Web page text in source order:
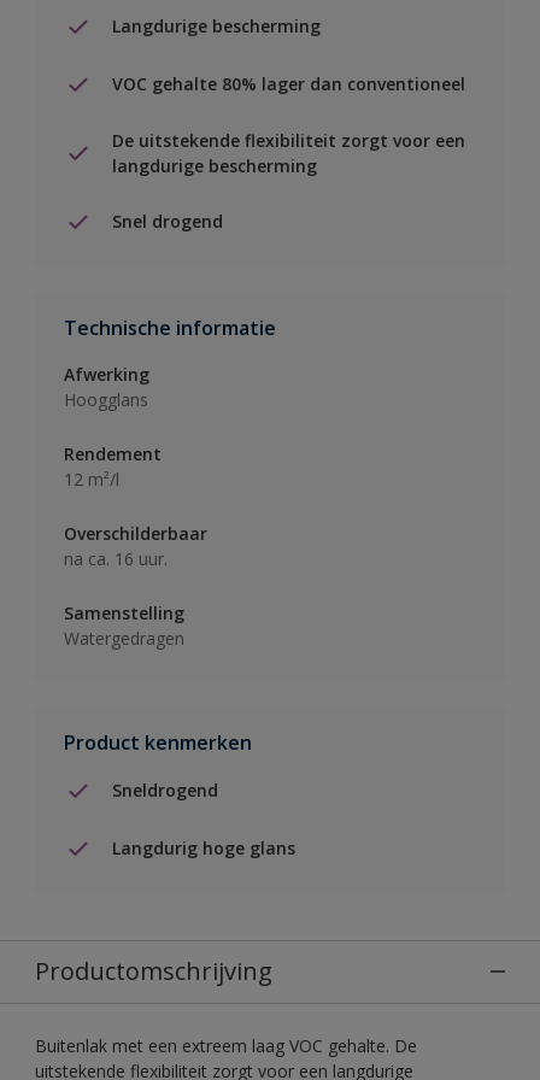
Langdurige bescherming
VOC gehalte 80% lager dan conventioneel
De uitstekende flexibiliteit zorgt voor een
langdurige bescherming
Snel drogend
Technische informatie
Afwerking
Hoogglans
Rendement
12 m²/l
Overschilderbaar
na ca. 16 uur.
Samenstelling
Watergedragen
Product kenmerken
Sneldrogend
Langdurig hoge glans
Productomschrijving
Buitenlak met een extreem laag VOC gehalte. De
uitstekende flexibiliteit zorgt voor een langdurige